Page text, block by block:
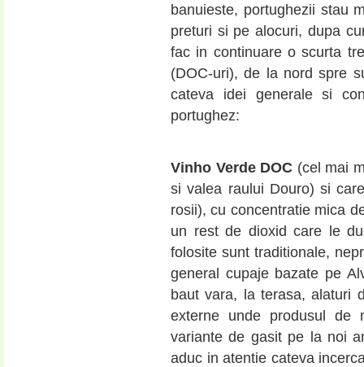
banuieste, portughezii stau
preturi si pe alocuri, dupa
fac in continuare o scurta
(DOC-uri), de la nord spre
cateva idei generale si
portughez:
Vinho Verde DOC (cel mai
si valea raului Douro) si
rosii), cu concentratie mica
un rest de dioxid care le
folosite sunt traditionale,
general cupaje bazate pe
baut vara, la terasa, alaturi
externe unde produsul de
variante de gasit pe la noi
aduc in atentie cateva